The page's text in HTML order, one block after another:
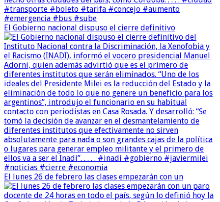
El Gobierno nacional dispuso el cierre definitivo
El lunes 26 de febrero las clases empezarán con un